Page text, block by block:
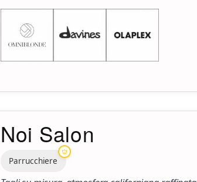
Noi Salon
Parrucchiere